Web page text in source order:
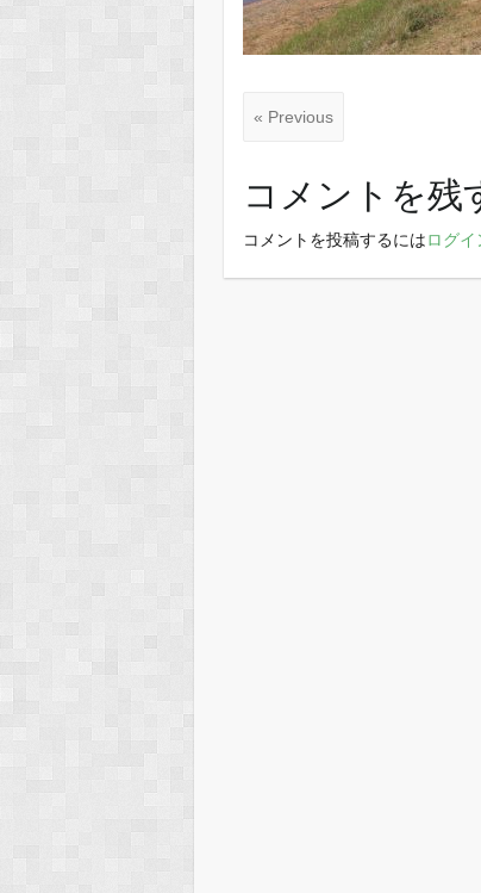
« Previous
コメントを残
コメントを投稿するにはログイ